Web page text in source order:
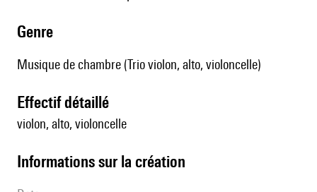
genre
Musique de chambre (Trio violon, alto, violoncelle)
effectif détaillé
violon, alto, violoncelle
informations sur la création